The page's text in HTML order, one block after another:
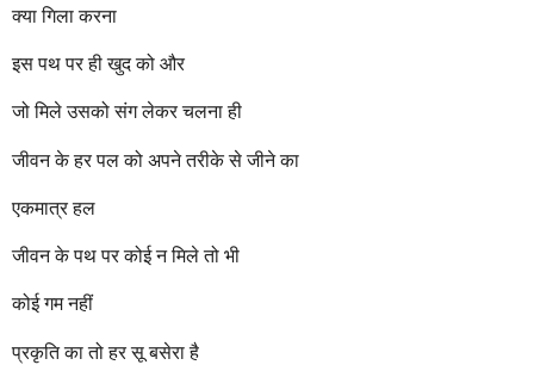
क्या गिला करना
इस पथ पर ही खुद को और
जो मिले उसको संग लेकर चलना ही
जीवन के हर पल को अपने तरीके से जीने का
एकमात्र हल
जीवन के पथ पर कोई न मिले तो भी
कोई गम नहीं
प्रकृति का तो हर सू बसेरा है